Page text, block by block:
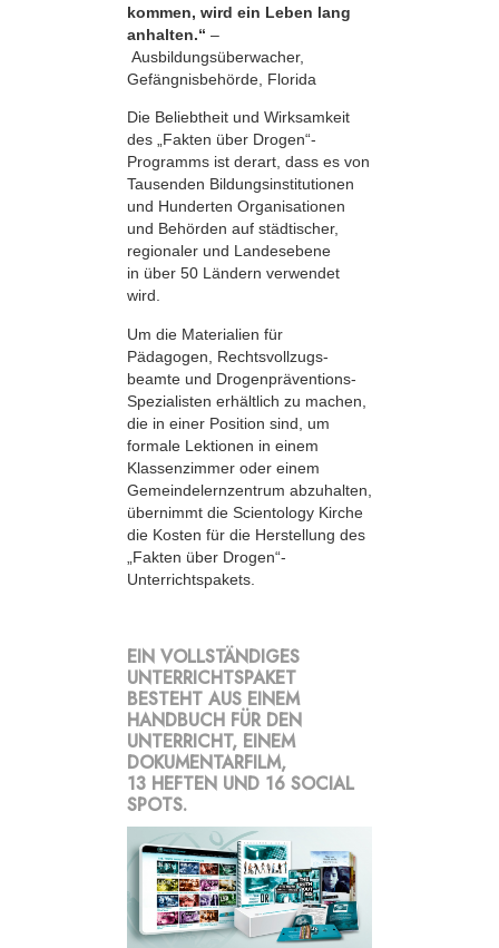
kommen, wird ein Leben lang
anhalten.“ –
Ausbildungsüberwacher,
Gefängnisbehörde, Florida
Die Beliebtheit und Wirksamkeit
des „Fakten über Drogen“-
Programms ist derart, dass es von
Tausenden Bildungsinstitutionen
und Hunderten Organisationen
und Behörden auf städtischer,
regionaler und Landesebene
in über 50 Ländern verwendet
wird.
Um die Materialien für
Pädagogen, Rechts­vollzugs­
beamte und Drogenpräventions-
Spezialisten erhältlich zu machen,
die in einer Position sind, um
formale Lektionen in einem
Klassenzimmer oder einem
Gemeindelernzentrum abzuhalten,
übernimmt die Scientology Kirche
die Kosten für die Herstellung des
„Fakten über Drogen“-
Unterrichtspakets.
EIN VOLLSTÄNDIGES
UNTERRICHTSPAKET
BESTEHT AUS EINEM
HANDBUCH FÜR DEN
UNTERRICHT, EINEM
DOKUMENTARFILM,
13 HEFTEN UND 16 SOCIAL
SPOTS.